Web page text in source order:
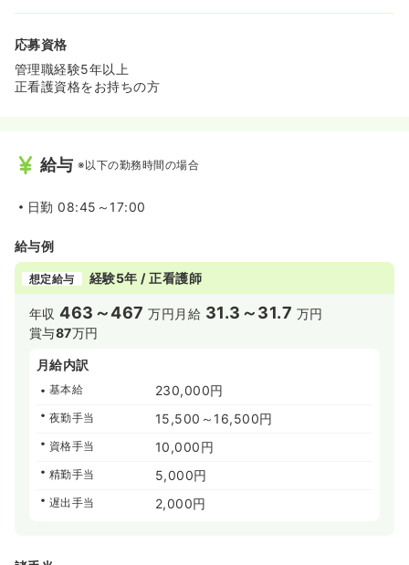
応募資格
管理職経験5年以上
正看護資格をお持ちの方
給与 ※以下の勤務時間の場合
日勤 08:45～17:00
給与例
想定給与 経験5年 / 正看護師
年収463～467 万円 月給 31.3～31.7 万円
賞与87万円
月給内訳
基本給 230,000円
夜勤手当 15,500～16,500円
資格手当 10,000円
精勤手当 5,000円
遅出手当 2,000円